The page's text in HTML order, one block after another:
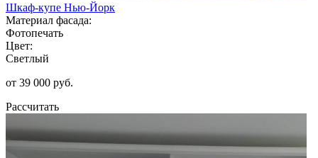
Шкаф-купе Нью-Йорк
Материал фасада:
Фотопечать
Цвет:
Светлый
от 39 000 руб.
Рассчитать